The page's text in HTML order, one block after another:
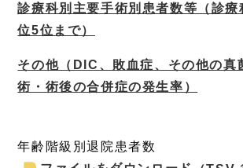
診療科別主要手術別患者数等（診療
位5位まで）
その他（DIC、敗血症、その他の真
術・術後の合併症の発生率）
年齢階級別退院患者数